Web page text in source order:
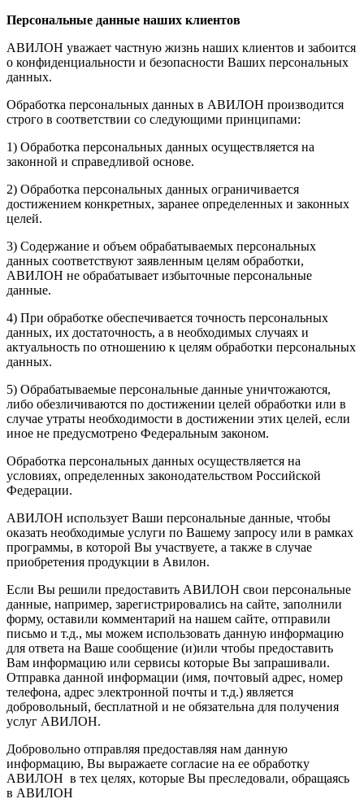
Персональные данные наших клиентов
АВИЛОН уважает частную жизнь наших клиентов и забоится
о конфиденциальности и безопасности Ваших персональных
данных.
Обработка персональных данных в АВИЛОН производится
строго в соответствии со следующими принципами:
1) Обработка персональных данных осуществляется на
законной и справедливой основе.
2) Обработка персональных данных ограничивается
достижением конкретных, заранее определенных и законных
целей.
3) Содержание и объем обрабатываемых персональных
данных соответствуют заявленным целям обработки,
АВИЛОН не обрабатывает избыточные персональные
данные.
4) При обработке обеспечивается точность персональных
данных, их достаточность, а в необходимых случаях и
актуальность по отношению к целям обработки персональных
данных.
5) Обрабатываемые персональные данные уничтожаются,
либо обезличиваются по достижении целей обработки или в
случае утраты необходимости в достижении этих целей, если
иное не предусмотрено Федеральным законом.
Обработка персональных данных осуществляется на
условиях, определенных законодательством Российской
Федерации.
АВИЛОН использует Ваши персональные данные, чтобы
оказать необходимые услуги по Вашему запросу или в рамках
программы, в которой Вы участвуете, а также в случае
приобретения продукции в Авилон.
Если Вы решили предоставить АВИЛОН свои персональные
данные, например, зарегистрировались на сайте, заполнили
форму, оставили комментарий на нашем сайте, отправили
письмо и т.д., мы можем использовать данную информацию
для ответа на Ваше сообщение (и)или чтобы предоставить
Вам информацию или сервисы которые Вы запрашивали.
Отправка данной информации (имя, почтовый адрес, номер
телефона, адрес электронной почты и т.д.) является
добровольный, бесплатной и не обязательна для получения
услуг АВИЛОН.
Добровольно отправляя предоставляя нам данную
информацию, Вы выражаете согласие на ее обработку
АВИЛОН в тех целях, которые Вы преследовали, обращаясь
в АВИЛОН